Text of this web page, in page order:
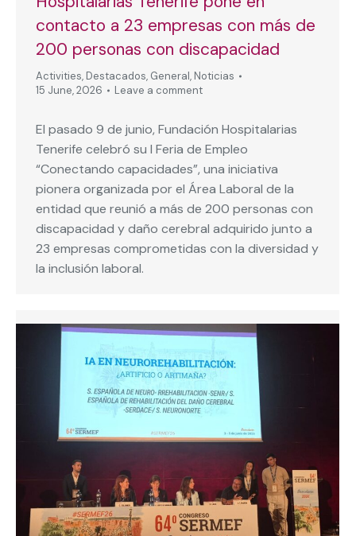
contacto a 23 empresas con más de
200 personas con discapacidad
Activities, Destacados, General, Noticias
15 June, 2026
Leave a comment
El pasado 9 de junio, Fundación Hospitalarias
Tenerife celebró su I Feria de Empleo
“Conectando capacidades”, una iniciativa
pionera organizada por el Área Laboral de la
entidad que reunió a más de 200 personas con
discapacidad y daño cerebral adquirido junto a
23 empresas comprometidas con la diversidad y
la inclusión laboral.